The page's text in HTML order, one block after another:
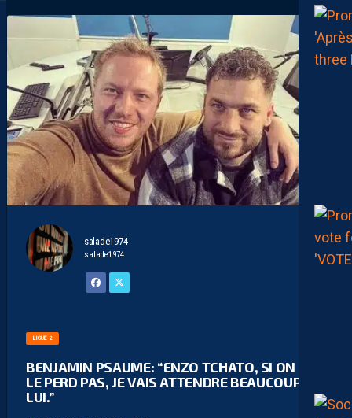
salade1974
salade1974
LIGUE 2
BENJAMIN PSAUME: “ENZO TCHATO, SI ON NE
LE PERD PAS, JE VAIS ATTENDRE BEAUCOUP DE
LUI.”